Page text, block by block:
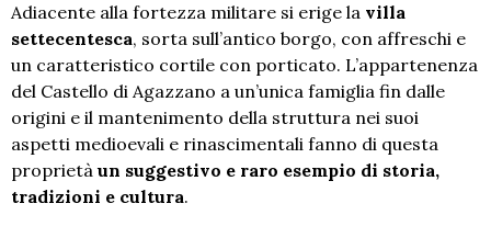
Adiacente alla fortezza militare si erige la villa
settecentesca, sorta sull’antico borgo, con affreschi e
un caratteristico cortile con porticato. L’appartenenza
del Castello di Agazzano a un’unica famiglia fin dalle
origini e il mantenimento della struttura nei suoi
aspetti medioevali e rinascimentali fanno di questa
proprietàun suggestivo e raro esempio di storia,
tradizioni e cultura.